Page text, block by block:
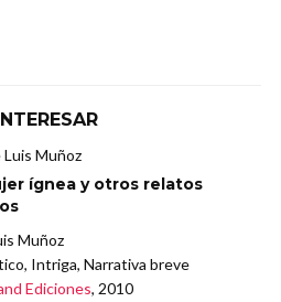
ígnea y otros relatos
Muñoz
Intriga, Narrativa breve
Ediciones, 2010